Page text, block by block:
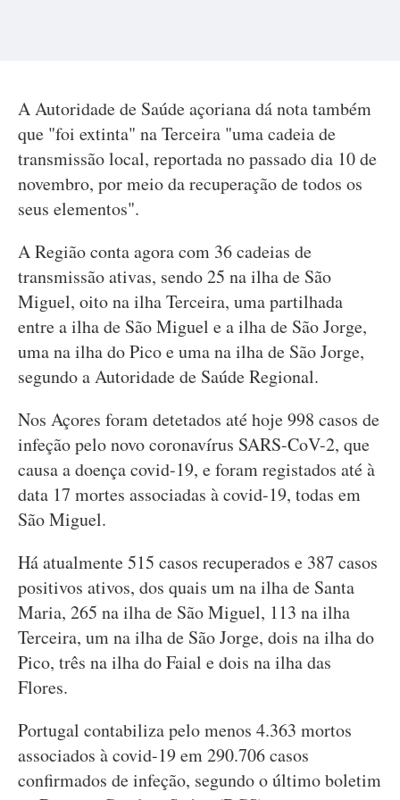
A Autoridade de Saúde açoriana dá nota também
que "foi extinta" na Terceira "uma cadeia de
transmissão local, reportada no passado dia 10 de
novembro, por meio da recuperação de todos os
seus elementos".
A Região conta agora com 36 cadeias de
transmissão ativas, sendo 25 na ilha de São
Miguel, oito na ilha Terceira, uma partilhada
entre a ilha de São Miguel e a ilha de São Jorge,
uma na ilha do Pico e uma na ilha de São Jorge,
segundo a Autoridade de Saúde Regional.
Nos Açores foram detetados até hoje 998 casos de
infeção pelo novo coronavírus SARS-CoV-2, que
causa a doença covid-19, e foram registados até à
data 17 mortes associadas à covid-19, todas em
São Miguel.
Há atualmente 515 casos recuperados e 387 casos
positivos ativos, dos quais um na ilha de Santa
Maria, 265 na ilha de São Miguel, 113 na ilha
Terceira, um na ilha de São Jorge, dois na ilha do
Pico, três na ilha do Faial e dois na ilha das
Flores.
Portugal contabiliza pelo menos 4.363 mortos
associados à covid-19 em 290.706 casos
confirmados de infeção, segundo o último boletim